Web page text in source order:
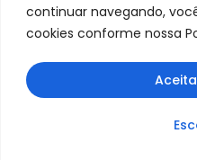
continuar navegando,
cookies conforme nossa
Metalplan
Top Fusion
Genebre
jefferson